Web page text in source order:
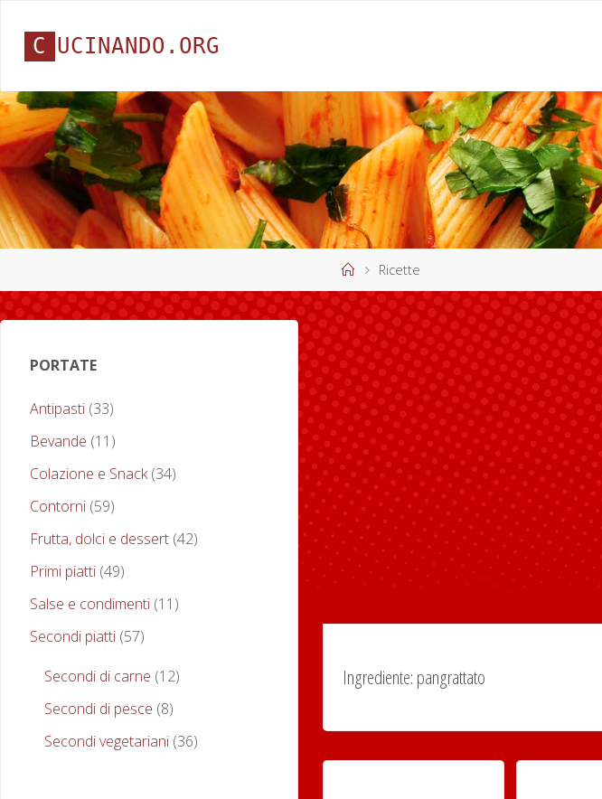
C UCI NAN DO . O RG
HomeRicette
Ingrediente: pangrattato
PORTATE
Antipasti (33)
Bevande (11)
Colazione e Snack(34)
Contorni (59)
Frutta, dolci e dessert (42)
Primi piatti (49)
Salse e condimenti (11)
Secondi piatti (57)
Secondi di carne (12)
Secondi di pesce (8)
Secondi vegetariani (36)